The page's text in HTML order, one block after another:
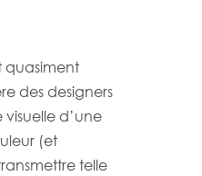
quasiment
des designers
d’une
(et
telle